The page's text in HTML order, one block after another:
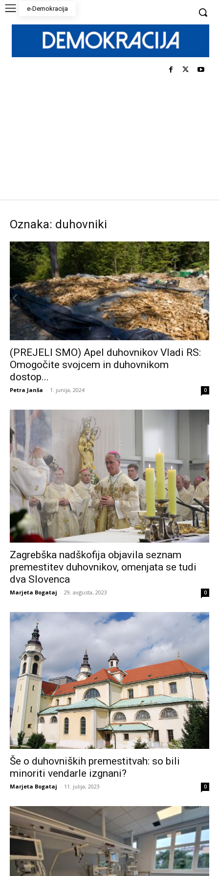
e-Demokracija
Oznaka: duhovniki
(PREJELI SMO) Apel duhovnikov Vladi RS:
Omogočite svojcem in duhovnikom
dostop...
Petra Janša - 1. junija, 2024 0
Zagrebška nadškofija objavila seznam
premestitev duhovnikov, omenjata se tudi
dva Slovenca
Marjeta Bogataj - 29. avgusta, 2023 0
Še o duhovniških premestitvah: so bili
minoriti vendarle izgnani?
Marjeta Bogataj - 11. julija, 2023 0